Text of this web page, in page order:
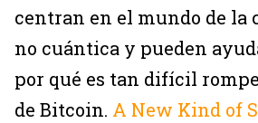
centran en el mundo de la
no cuántica y pueden
por qué es tan difícil
de Bitcoin. A New Kind of